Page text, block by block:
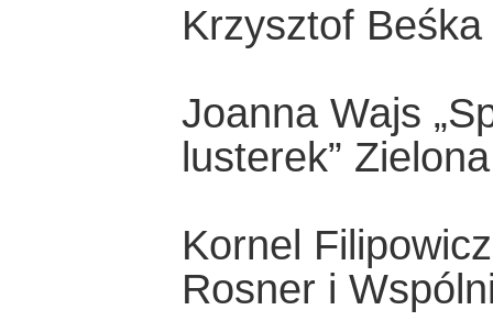
Krzysztof Beśka
Joanna Wajs
lusterek”
Kornel
Rosner i